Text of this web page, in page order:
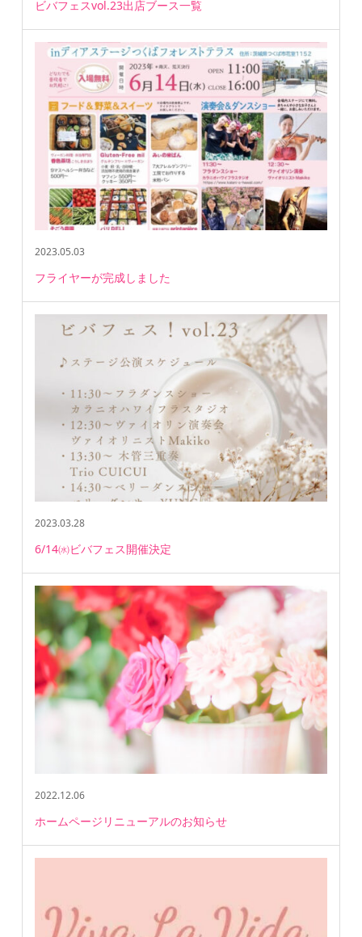
ビバフェスvol.23出店ブース一覧
2023.05.03
フライヤーが完成しました
2023.03.28
6/14㈬ビバフェス開催決定
2022.12.06
ホームページリニューアルのお知らせ